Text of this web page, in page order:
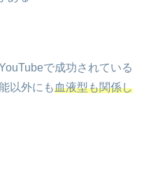
で成功されている
以外にも血液型も関係し